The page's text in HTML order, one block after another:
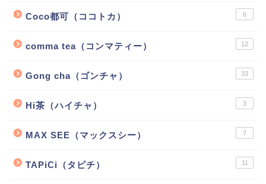
Coco都可（ココトカ） 6
comma tea（コンマティー） 12
Gong cha（ゴンチャ） 33
Hi茶（ハイチャ） 3
MAX SEE（マックスシー） 7
TAPiCi（タピチ） 11